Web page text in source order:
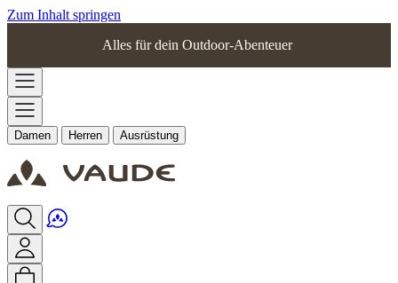
Zum Inhalt springen
Alles für dein Outdoor-Abenteuer
Damen Herren Ausrüstung